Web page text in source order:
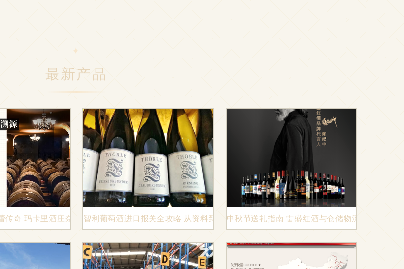
最新产品
可能就有
传奇 玛卡里酒庄奈尔黑珍珠半干红葡萄酒深度体验
智利葡萄酒进口报关全攻略 从资料到仓储物流的“链”接秘诀，深圳虎桥威盟专家带您高
中秋节送礼指南 雷盛红酒与仓储物流的完美搭配